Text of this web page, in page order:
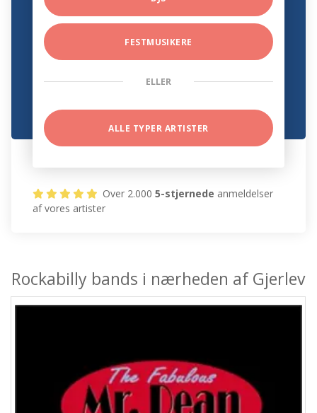
FESTMUSIKERE
ELLER
ALLE TYPER ARTISTER
Over 2.0005-stjernede anmeldelser
af vores artister
Rockabilly bands i nærheden af Gjerlev